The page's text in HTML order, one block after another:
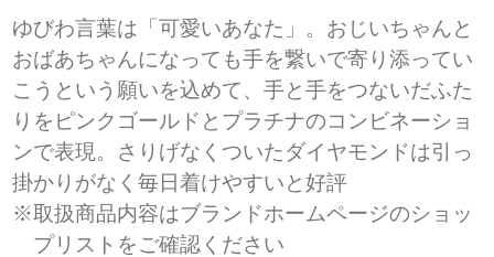
ゆびわ言葉は「可愛いあなた」。おじいちゃんと
おばあちゃんになっても手を繋いで寄り添ってい
こうという願いを込めて、手と手をつないだふた
りをピンクゴールドとプラチナのコンビネーショ
ンで表現。さりげなくついたダイヤモンドは引っ
掛かりがなく毎日着けやすいと好評
※取扱商品内容はブランドホームページのショッ
プリストをご確認ください